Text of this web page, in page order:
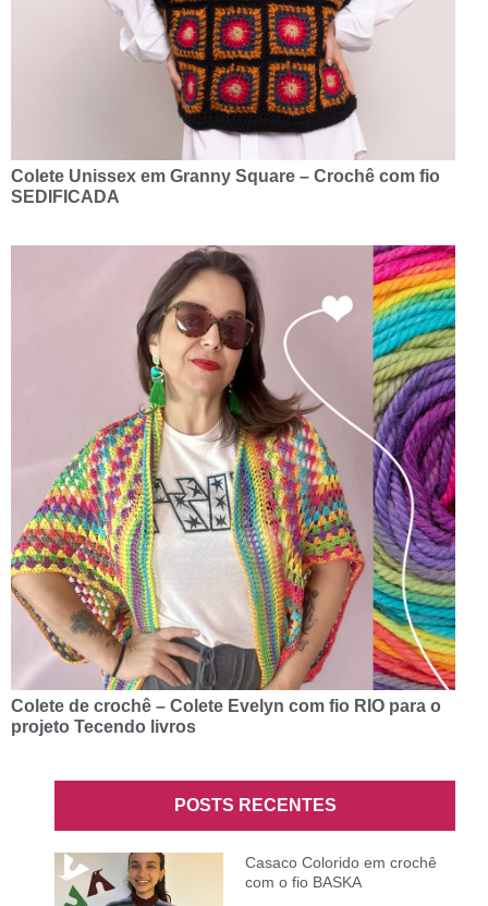
Colete Unissex em Granny Square – Crochê com fio
SEDIFICADA
Colete de crochê – Colete Evelyn com fio RIO para o
projeto Tecendo livros
POSTS RECENTES
Casaco Colorido em crochê
com o fio BASKA